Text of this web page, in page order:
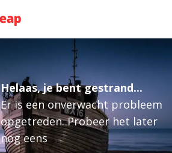
Helaas, je bent gestrand...
Er is een onverwacht probleem
opgetreden. Probeer het later
nog eens